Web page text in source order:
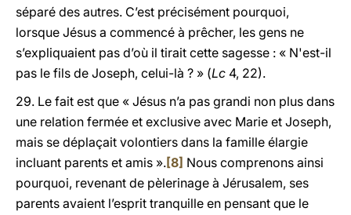
séparé des autres. C’est précisément pourquoi,
lorsque Jésus a commencé à prêcher, les gens ne
s’expliquaient pas d’où il tirait cette sagesse : « N'est-il
pas le fils de Joseph, celui-là ? » (Lc 4, 22).
29. Le fait est que « Jésus n’a pas grandi non plus dans
une relation fermée et exclusive avec Marie et Joseph,
mais se déplaçait volontiers dans la famille élargie
incluant parents et amis ».[8] Nous comprenons ainsi
pourquoi, revenant de pèlerinage à Jérusalem, ses
parents avaient l’esprit tranquille en pensant que le